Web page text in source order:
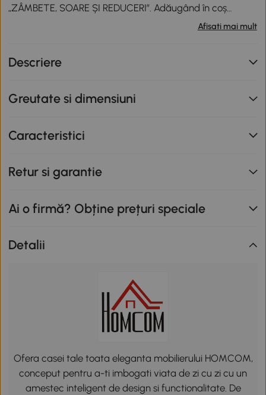
„ZÂMBETE, SOARE ȘI REDUCERI”. Adăugând în coș
produse participante în valoare totală de peste 799 lei,
valabilă până la data de 12.08.2026.
Afisati mai mult
Descriere
Greutate si dimensiuni
Caracteristici
Retur si garantie
Ai o firmă? Obține prețuri speciale
Detalii
Ofera casei tale toata eleganta mobilierului HOMCOM,
conceput pentru a-ti imbogati viata de zi cu zi cu un
amestec inteligent de design si functionalitate. De